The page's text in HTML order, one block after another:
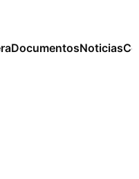
DocumentosNoticias